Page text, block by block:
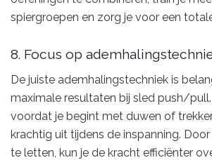
spiergroepen en zorg je voor een
8. Focus op
De juiste ademhalingstechniek is
maximale resultaten bij sled push/
voordat je begint met duwen of
krachtig uit tijdens de inspanning.
te letten, kun je de kracht efficiënter